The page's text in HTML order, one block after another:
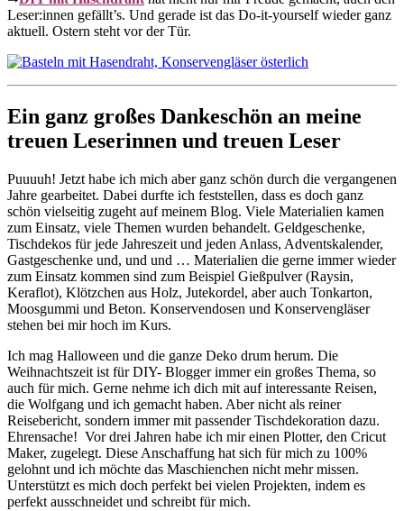
Leser:innen gefällt’s. Und gerade ist das Do-it-yourself wieder ganz
aktuell. Ostern steht vor der Tür.
Ein ganz großes Dankeschön an meine
treuen Leserinnen und treuen Leser
Puuuuh! Jetzt habe ich mich aber ganz schön durch die vergangenen
Jahre gearbeitet. Dabei durfte ich feststellen, dass es doch ganz
schön vielseitig zugeht auf meinem Blog. Viele Materialien kamen
zum Einsatz, viele Themen wurden behandelt. Geldgeschenke,
Tischdekos für jede Jahreszeit und jeden Anlass, Adventskalender,
Gastgeschenke und, und und … Materialien die gerne immer wieder
zum Einsatz kommen sind zum Beispiel Gießpulver (Raysin,
Keraflot), Klötzchen aus Holz, Jutekordel, aber auch Tonkarton,
Moosgummi und Beton. Konservendosen und Konservengläser
stehen bei mir hoch im Kurs.
Ich mag Halloween und die ganze Deko drum herum. Die
Weihnachtszeit ist für DIY- Blogger immer ein großes Thema, so
auch für mich. Gerne nehme ich dich mit auf interessante Reisen,
die Wolfgang und ich gemacht haben. Aber nicht als reiner
Reisebericht, sondern immer mit passender Tischdekoration dazu.
Ehrensache! Vor drei Jahren habe ich mir einen Plotter, den Cricut
Maker, zugelegt. Diese Anschaffung hat sich für mich zu 100%
gelohnt und ich möchte das Maschienchen nicht mehr missen.
Unterstützt es mich doch perfekt bei vielen Projekten, indem es
perfekt ausschneidet und schreibt für mich.